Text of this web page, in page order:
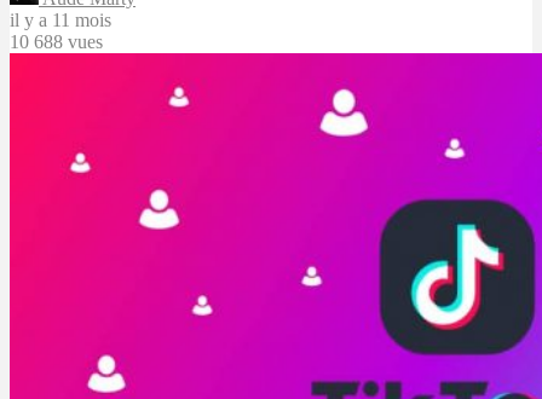
il y a 11 mois
10 688 vues